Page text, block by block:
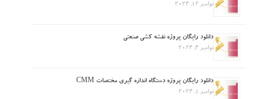
نوامبر 12, 2024
دانلود رایگان پروژه نقشه کشی صنعتی
نوامبر 4, 2024
دانلود رایگان پروژه دستگاه اندازه گیری مختصات CMM
نوامبر 1, 2024